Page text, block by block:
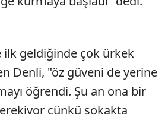
ilk geldiğinde çok ürkek
Denli, "öz güveni de yerine
öğrendi. Şu an ona bir
çünkü sokakta